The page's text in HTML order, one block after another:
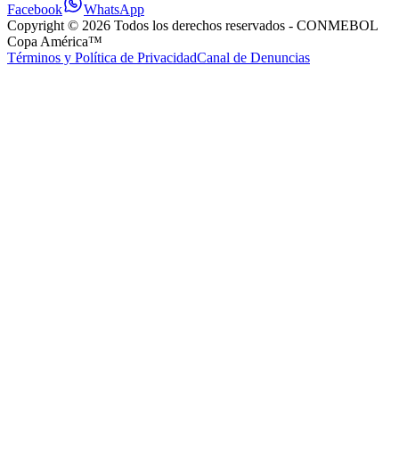
Facebook
WhatsApp
Copyright © 2026 Todos los derechos reservados - CONMEBOL
Copa América™
Términos y Política de PrivacidadCanal de Denuncias